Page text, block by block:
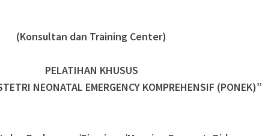
(Konsultan dan Training Center)
PELATIHAN KHUSUS
NEONATAL EMERGENCY KOMPREHENSIF (PONEK)”